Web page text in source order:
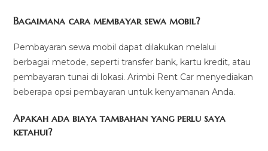
Bagaimana cara membayar sewa mobil?
Pembayaran sewa mobil dapat dilakukan melalui
berbagai metode, seperti transfer bank, kartu kredit, atau
pembayaran tunai di lokasi. Arimbi Rent Car menyediakan
beberapa opsi pembayaran untuk kenyamanan Anda.
Apakah ada biaya tambahan yang perlu saya
ketahui?